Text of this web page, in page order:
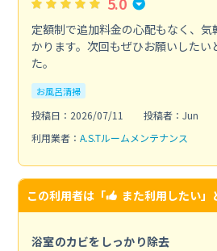
定額制で追加料金の心配もなく、
かります。次回もぜひお願いしたい
た。
お風呂清掃
投稿日：2026/07/11
投稿者：Jun
利用業者： A.S.Tルームメンテナンス
この利用者は「 また利用したい」
浴室のカビをしっかり除去